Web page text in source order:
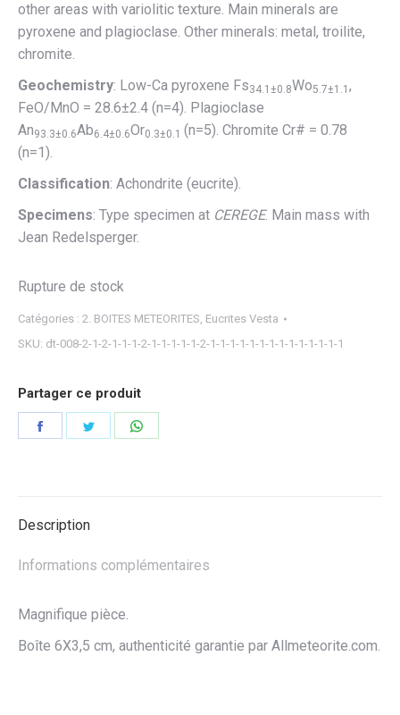
other areas with variolitic texture. Main minerals are
pyroxene and plagioclase. Other minerals: metal, troilite,
chromite.
Geochemistry: Low-Ca pyroxene Fs34.1±0.8Wo5.7±1.1 ,
FeO/MnO = 28.6±2.4 (n=4). Plagioclase
An93.3±0.6Ab6.4±0.6Or0.3±0.1 (n=5). Chromite Cr# = 0.78
(n=1).
Classification: Achondrite (eucrite).
Specimens: Type specimen at CEREGE. Main mass with
Jean Redelsperger.
Rupture de stock
Catégories : 2. BOITES METEORITES, Eucrites Vesta
SKU: dt-008-2-1-2-1-1-1-2-1-1-1-1-1-2-1-1-1-1-1-1-1-1-1-1-1-1-1-1
Partager ce produit
Partager Partager
Description
Informations complémentaires
Magnifique pièce.
Boîte 6X3,5 cm, authenticité garantie par Allmeteorite.com.